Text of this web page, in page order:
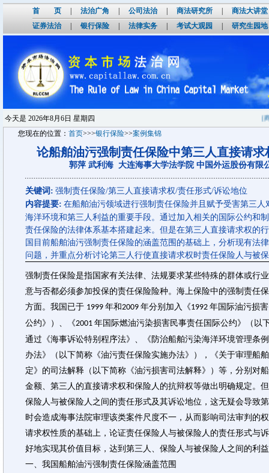
首 页 法治广角 公司法治| 商法研究所 商法大讲堂
证券法治| 银行保险 法律实务 考试大观园 研究生园地
今天是 2026年8月6日 星期四
[商法前
您现在的位置：首页>>>银行保险>>案例集锦
论船舶油污强制责任保险中第三人直接请求
郭萍 武利海 大连海事大学法学院 中国外运股份有限
关键词: 强制责任保险/第三人直接请求权/责任形式/诉讼地位
内容提要: 在船舶油污领域进行强制责任保险并且赋予受害第三
海洋环境和第三人利益的重要手段。通过加入相关的国际公约和
责任保险的法律体系基本搭建起来。但是在第三人直接请求权的
国目前船舶油污强制责任保险的涵盖范围的基础上，分析现有法
问题，并重点分析讨论第三人行使直接请求权时责任保险人与被
强制责任保险是指国家有关法律、法规要求某些特殊的群体或行
意与否都必须参加投保的责任保险险种。海上保险中的强制责任
方面。我国已于 1999 年和2009 年分别加入《1992 年国际油污损
公约》）、《2001 年国际燃油污染损害民事责任国际公约》（以
通过《海事诉讼特别程序法》、《防治船舶污染海洋环境管理条
办法》（以下简称《油污责任保险实施办法》），《关于审理船
定》的司法解释（以下简称《油污损害司法解释》）等，分别对
金额、第三人的直接请求权和保险人的抗辩权等做出明确规定。
保险人与被保险人之间的责任形式及其诉讼地位，这无疑会导致
时会造成海事法院审理该类案件尺度不一，从而影响司法审判的
请求权性质的基础上，论证责任保险人与被保险人的责任形式与
好地实现其价值目标，达到第三人、保险人与被保险人之间的利
一、我国船舶油污强制责任保险涵盖范围